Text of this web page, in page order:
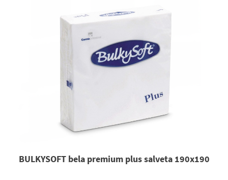
BULKYSOFT bela premium plus salveta 190x190